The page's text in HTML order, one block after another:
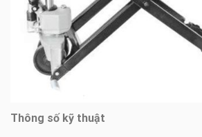
Thông số kỹ thuật